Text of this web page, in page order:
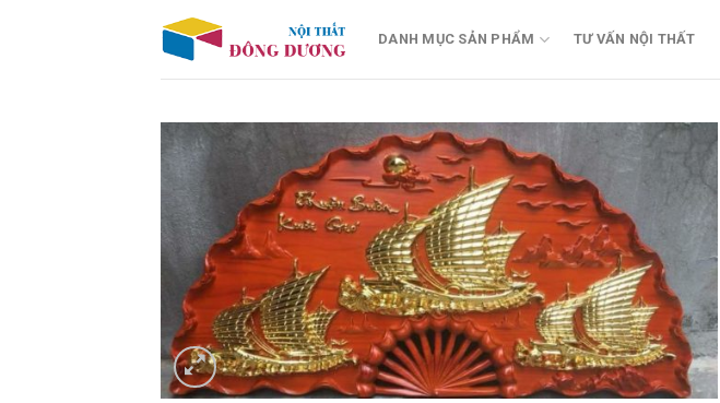
DANH MỤC SẢN PHẨM TƯ VẤN NỘI THẤT
Add to
Wishlist